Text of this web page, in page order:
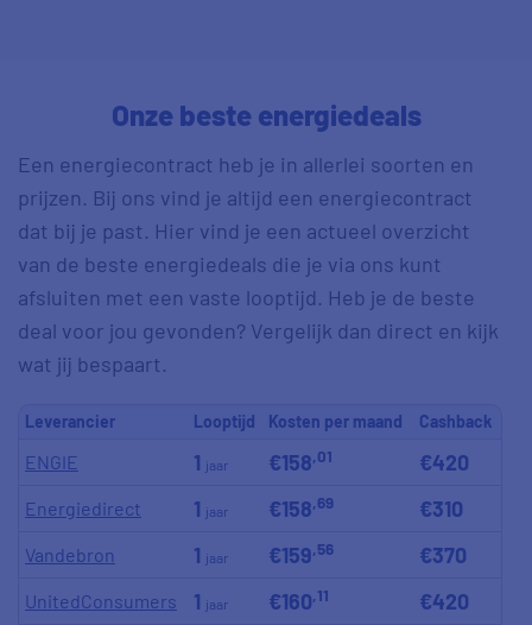
Onze beste energiedeals
Een energiecontract heb je in allerlei soorten en
prijzen. Bij ons vind je altijd een energiecontract
dat bij je past. Hier vind je een actueel overzicht
van de beste energiedeals die je via ons kunt
afsluiten met een vaste looptijd. Heb je de beste
deal voor jou gevonden? Vergelijk dan direct en kijk
wat jij bespaart.
Leverancier Looptijd Kosten per maand Cashback
ENGIE 1 jaar €158,01 €420
Energiedirect 1 jaar €158,69 €310
Vandebron 1 jaar €159,56 €370
UnitedConsumers 1 jaar €160,11 €420